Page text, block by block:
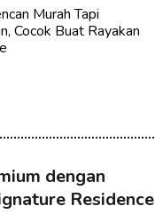
Murah Tapi
Cocok Buat Rayakan
dengan
Residence